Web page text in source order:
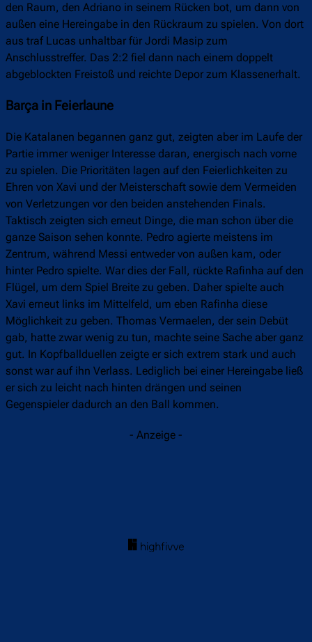
den Raum, den Adriano in seinem Rücken bot, um dann von
außen eine Hereingabe in den Rückraum zu spielen. Von dort
aus traf Lucas unhaltbar für Jordi Masip zum
Anschlusstreffer. Das 2:2 fiel dann nach einem doppelt
abgeblockten Freistoß und reichte Depor zum Klassenerhalt.
Barça in Feierlaune
Die Katalanen begannen ganz gut, zeigten aber im Laufe der
Partie immer weniger Interesse daran, energisch nach vorne
zu spielen. Die Prioritäten lagen auf den Feierlichkeiten zu
Ehren von Xavi und der Meisterschaft sowie dem Vermeiden
von Verletzungen vor den beiden anstehenden Finals.
Taktisch zeigten sich erneut Dinge, die man schon über die
ganze Saison sehen konnte. Pedro agierte meistens im
Zentrum, während Messi entweder von außen kam, oder
hinter Pedro spielte. War dies der Fall, rückte Rafinha auf den
Flügel, um dem Spiel Breite zu geben. Daher spielte auch
Xavi erneut links im Mittelfeld, um eben Rafinha diese
Möglichkeit zu geben. Thomas Vermaelen, der sein Debüt
gab, hatte zwar wenig zu tun, machte seine Sache aber ganz
gut. In Kopfballduellen zeigte er sich extrem stark und auch
sonst war auf ihn Verlass. Lediglich bei einer Hereingabe ließ
er sich zu leicht nach hinten drängen und seinen
Gegenspieler dadurch an den Ball kommen.
- Anzeige -